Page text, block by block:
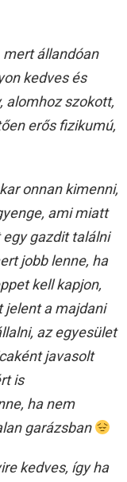
állandóan
kedves és
alomhoz szokott,
erős fizikumú,
onnan kimenni,
ami miatt
gazdit találni
jobb lenne, ha
kell kapjon,
jelent a majdani
az egyesület
javasolt
is
ha nem
garázsban
kedves, így ha